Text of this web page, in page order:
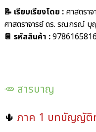
📝 เรียบเรียงโดย : ศาสตรา
ศาสตราจารย์ ดร. รณกรณ์
📔 รหัสสินค้า :
🥕 สารบาญ
🌵 ภาค 1 บทบัญญัติ